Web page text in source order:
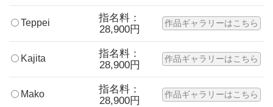
Teppei
指名料：
28,900円
作品ギャラリーはこちら
Kajita
指名料：
28,900円
作品ギャラリーはこちら
Mako
指名料：
28,900円
作品ギャラリーはこちら